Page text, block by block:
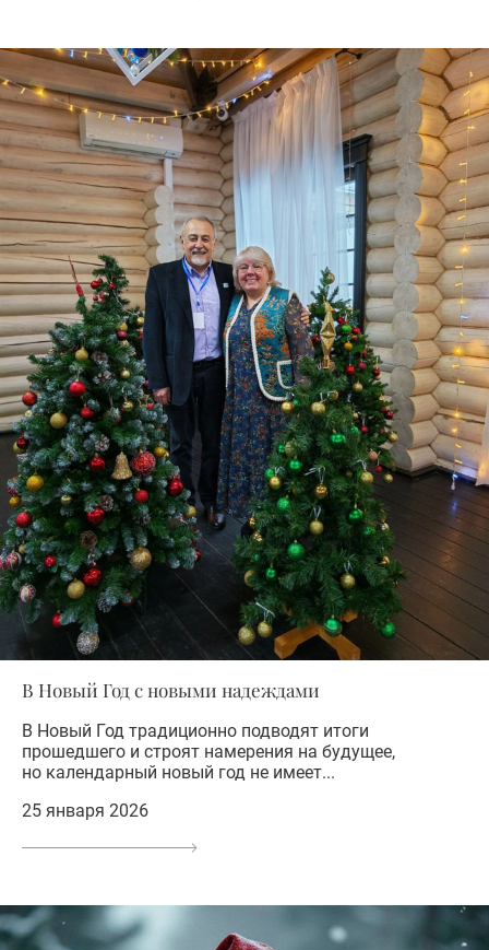
В Новый Год с новыми надеждами
В Новый Год традиционно подводят итоги
прошедшего и строят намерения на будущее,
но календарный новый год не имеет...
25 января 2026